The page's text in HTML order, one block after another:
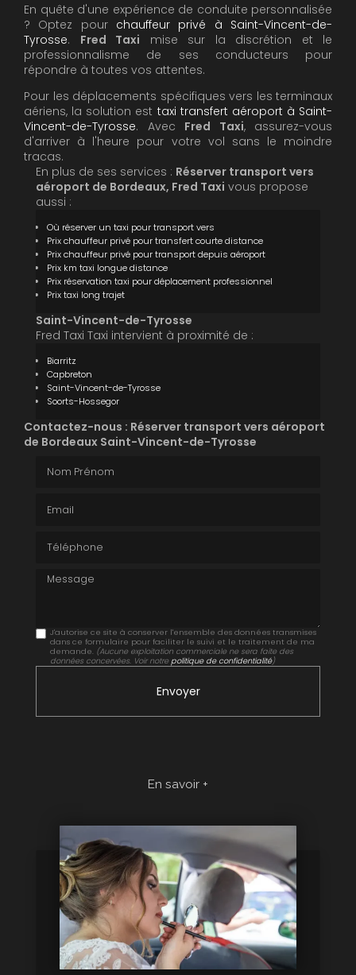
En quête d'une expérience de conduite personnalisée
? Optez pour chauffeur privé à Saint-Vincent-de-
Tyrosse. Fred Taxi mise sur la discrétion et le
professionnalisme de ses conducteurs pour
répondre à toutes vos attentes.
Pour les déplacements spécifiques vers les terminaux
aériens, la solution est taxi transfert aéroport à Saint-
Vincent-de-Tyrosse. Avec Fred Taxi, assurez-vous
d'arriver à l'heure pour votre vol sans le moindre
tracas.
En plus de ses services : Réserver transport vers
aéroport de Bordeaux, Fred Taxi vous propose
aussi :
Où réserver un taxi pour transport vers
Prix chauffeur privé pour transfert courte distance
Prix chauffeur privé pour transport depuis aéroport
Prix km taxi longue distance
Prix réservation taxi pour déplacement professionnel
Prix taxi long trajet
Saint-Vincent-de-Tyrosse
Fred Taxi Taxi intervient à proximité de :
Biarritz
Capbreton
Saint-Vincent-de-Tyrosse
Soorts-Hossegor
Contactez-nous : Réserver transport vers aéroport
de Bordeaux Saint-Vincent-de-Tyrosse
Message
J'autorise ce site à conserver l'ensemble des données transmises
dans ce formulaire pour faciliter le suivi et le traitement de ma
demande. (Aucune exploitation commerciale ne sera faite des
données concervées. Voir notrepolitique de confidentialité)
En savoir +